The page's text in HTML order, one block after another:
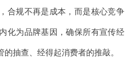
合规不再是成本，而是核心竞争
化为品牌基因，确保所有宣传经
抽查、经得起消费者的推敲。